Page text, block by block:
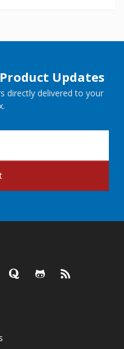
Updates
directly delivered to your